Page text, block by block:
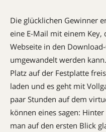
Die glücklichen Gewinner
eine E-Mail mit einem
Webseite in den
umgewandelt werden
Platz auf der Festplatte
laden und es geht mit
paar Stunden auf dem
können eines sagen: Hinter
man auf den ersten Blick